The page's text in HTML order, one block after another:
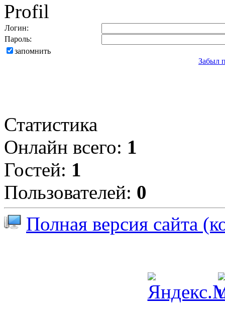
Profil
Логин:
Пароль:
запомнить
Забыл
Статистика
Онлайн всего: 1
Гостей: 1
Пользователей: 0
Полная версия сайта